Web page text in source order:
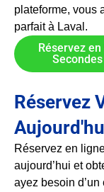
plateforme, vous
parfait à Laval.
Réservez en
Secondes
Réservez
Réservez en
aujourd’hui et
ayez besoin